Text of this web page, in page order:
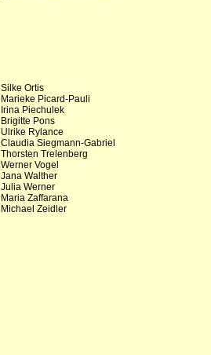
Silke Ortis
Marieke Picard-Pauli
Irina Piechulek
Brigitte Pons
Ulrike Rylance
Claudia Siegmann-Gabriel
Thorsten Trelenberg
Werner Vogel
Jana Walther
Julia Werner
Maria Zaffarana
Michael Zeidler